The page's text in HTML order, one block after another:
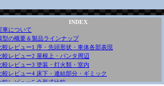
INDEX
車について
型の概要＆製品ラインナップ
較レビュー1 序・先頭形状・車体各部表現
較レビュー2 屋根上・パンタ周辺
較レビュー3 塗装・灯火類・室内
較レビュー4 床下・連結部分・ギミック
較レビュー5 全形式比較